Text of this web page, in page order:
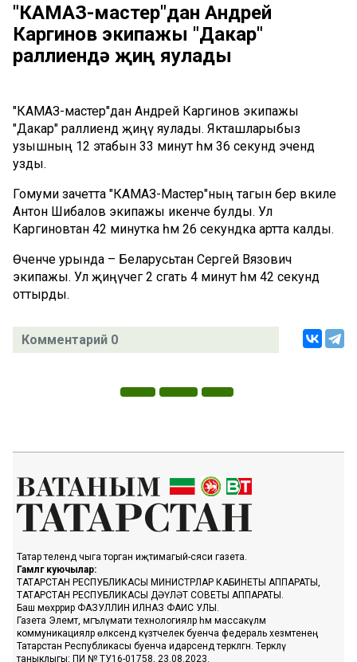
"КАМАЗ-мастер"дан Андрей
Каргинов экипажы "Дакар"
раллиендә җиңү яулады
"КАМАЗ-мастер"дан Андрей Каргинов экипажы
"Дакар" раллиендә җиңү яулады. Якташларыбыз
узышның 12 этабын 33 минут һәм 36 секунд эчендә
узды.
Гомуми зачетта "КАМАЗ-Мастер"ның тагын бер вәкиле
Антон Шибалов экипажы икенче булды. Ул
Каргиновтан 42 минутка һәм 26 секундка артта калды.
Өченче урында – Беларусьтан Сергей Вязович
экипажы. Ул җиңүчегә 2 сәгать 4 минут һәм 42 секунд
оттырды.
Комментарий 0
Татар телендә чыга торган иҗтимагый-сәяси газета.
Гамәлгә куючылар:
ТАТАРСТАН РЕСПУБЛИКАСЫ МИНИСТРЛАР КАБИНЕТЫ АППАРАТЫ,
ТАТАРСТАН РЕСПУБЛИКАСЫ ДӘҮЛӘТ СОВЕТЫ АППАРАТЫ.
Баш мөхәррир ФАЗУЛЛИН ИЛНАЗ ФАИС УЛЫ.
Газета Элемтә, мәгълүмати технологияләр һәм массакүләм
коммуникацияләр өлкәсендә күзәтчелек буенча федераль хезмәтенең
Татарстан Республикасы буенча идарәсендә теркәлгән. Теркәлү
таныклыгы: ПИ № ТУ16-01758, 23.08.2023.